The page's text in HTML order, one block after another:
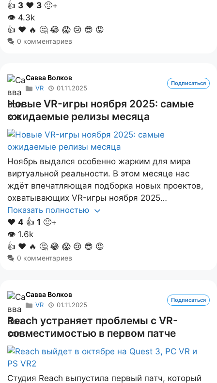
👍 3 ❤️ 3 🙂+
👁 4.3k
👍 ❤️ 🔥 🤔 😂 😱 😢 😎 😡
0 комментариев
Савва Волков
VR 01.11.2025
Подписаться
Новые VR-игры ноября 2025: самые
ожидаемые релизы месяца
Ноябрь выдался особенно жарким для мира
виртуальной реальности. В этом месяце нас
ждёт впечатляющая подборка новых проектов,
охватывающих VR-игры ноября 2025…
Показать полностью
❤️ 4 👍 1 🙂+
👁 1.6k
👍 ❤️ 🔥 🤔 😂 😱 😢 😎 😡
0 комментариев
Савва Волков
VR 01.11.2025
Подписаться
Reach устраняет проблемы с VR-
совместимостью в первом патче
Студия Reach выпустила первый патч, который